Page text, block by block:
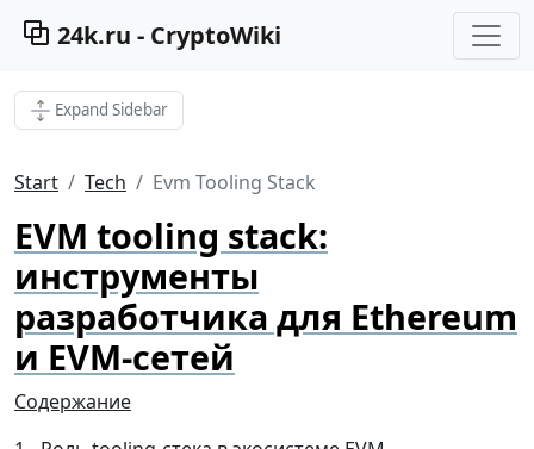
24k.ru - CryptoWiki
Expand Sidebar
Start Tech Evm Tooling Stack
EVM tooling stack:
инструменты
разработчика для Ethereum
и EVM-сетей
Содержание